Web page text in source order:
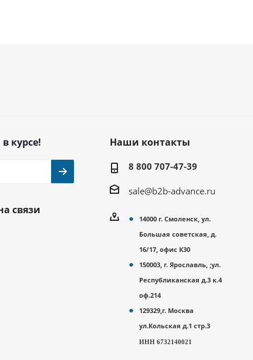
курсе!
связи
Наши контакты
8 800 707-47-39
sale@b2b-advance.ru
14000 г. Смоленск, ул.
Большая советская, д.
16/17, офис К30
150003, г. Ярославль, ;ул.
Республиканская д.3 к.4
оф.214
129329,г. Москва
ул.Кольская д.1 стр.3
ИНН 6732140021